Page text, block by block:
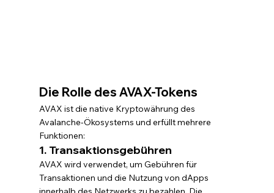
Die Rolle des AVAX-Tokens
AVAX ist die native Kryptowährung des
Avalanche-Ökosystems und erfüllt mehrere
Funktionen:
1. Transaktionsgebühren
AVAX wird verwendet, um Gebühren für
Transaktionen und die Nutzung von dApps